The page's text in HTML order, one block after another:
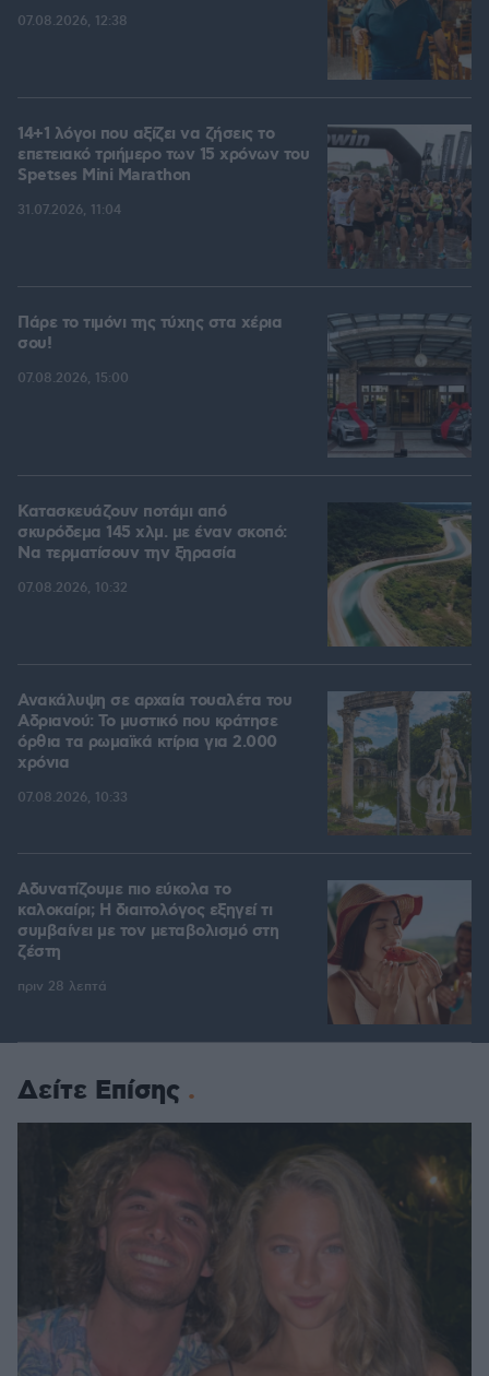
07.08.2026, 12:38
14+1 λόγοι που αξίζει να ζήσεις το
επετειακό τριήμερο των 15 χρόνων του
Spetses Mini Marathon
31.07.2026, 11:04
Πάρε το τιμόνι της τύχης στα χέρια
σου!
07.08.2026, 15:00
Κατασκευάζουν ποτάμι από
σκυρόδεμα 145 χλμ. με έναν σκοπό:
Να τερματίσουν την ξηρασία
07.08.2026, 10:32
Ανακάλυψη σε αρχαία τουαλέτα του
Αδριανού: Το μυστικό που κράτησε
όρθια τα ρωμαϊκά κτίρια για 2.000
χρόνια
07.08.2026, 10:33
Αδυνατίζουμε πιο εύκολα το
καλοκαίρι; Η διαιτολόγος εξηγεί τι
συμβαίνει με τον μεταβολισμό στη
ζέστη
πριν 28 λεπτά
Δείτε Επίσης